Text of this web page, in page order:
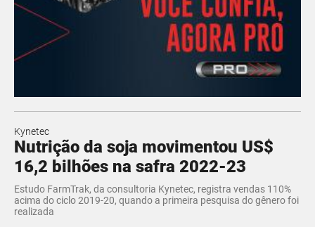
Kynetec
Nutrição da soja movimentou US$
16,2 bilhões na safra 2022-23
Estudo FarmTrak, da consultoria Kynetec, registra vendas 110%
acima do ciclo 2019-20, quando a primeira pesquisa do gênero foi
realizada